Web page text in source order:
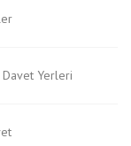
Yerleri